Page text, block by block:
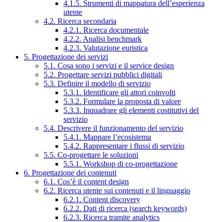
4.1.5. Strumenti di mappatura dell’esperienza
utente
4.2. Ricerca secondaria
4.2.1. Ricerca documentale
4.2.2. Analisi benchmark
4.2.3. Valutazione euristica
5. Progettazione dei servizi
5.1. Cosa sono i servizi e il service design
5.2. Progettare servizi pubblici digitali
5.3. Definire il modello di servizio
5.3.1. Identificare gli attori coinvolti
5.3.2. Formulare la proposta di valore
5.3.3. Inquadrare gli elementi costitutivi del
servizio
5.4. Descrivere il funzionamento del servizio
5.4.1. Mappare l’ecosistema
5.4.2. Rappresentare i flussi di servizio
5.5. Co-progettare le soluzioni
5.5.1. Workshop di co-progettazione
6. Progettazione dei contenuti
6.1. Cos’è il content design
6.2. Ricerca utente sui contenuti e il linguaggio
6.2.1. Content discovery
6.2.2. Dati di ricerca (search keywords)
6.2.3. Ricerca tramite analytics